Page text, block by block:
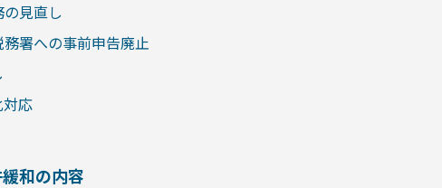
見直し
署への事前申告廃止
応
和の内容